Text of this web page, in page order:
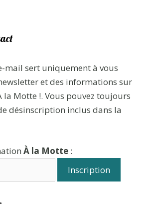
mail sert uniquement à vous
et des informations sur
la Motte !. Vous pouvez toujours
désinscription inclus dans la
À la Motte :